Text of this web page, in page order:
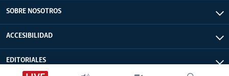
SOBRE NOSOTROS
ACCESIBILIDAD
EDITORIALES